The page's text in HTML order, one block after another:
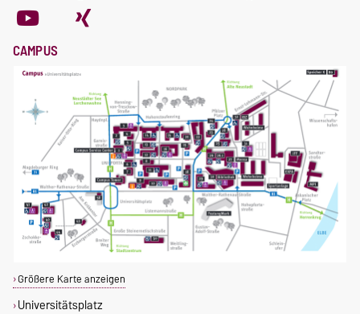
CAMPUS
Größere Karte anzeigen
Universitätsplatz